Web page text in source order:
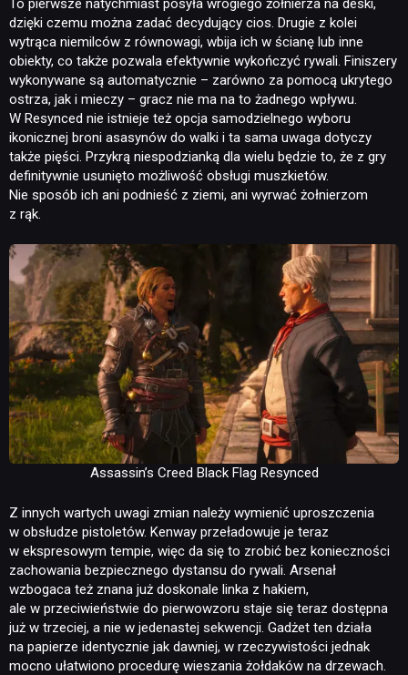
To pierwsze natychmiast posyła wrogiego żołnierza na deski,
dzięki czemu można zadać decydujący cios. Drugie z kolei
wytrąca niemilców z równowagi, wbija ich w ścianę lub inne
obiekty, co także pozwala efektywnie wykończyć rywali. Finiszery
wykonywane są automatycznie – zarówno za pomocą ukrytego
ostrza, jak i mieczy – gracz nie ma na to żadnego wpływu.
W Resynced nie istnieje też opcja samodzielnego wyboru
ikonicznej broni asasynów do walki i ta sama uwaga dotyczy
także pięści. Przykrą niespodzianką dla wielu będzie to, że z gry
definitywnie usunięto możliwość obsługi muszkietów.
Nie sposób ich ani podnieść z ziemi, ani wyrwać żołnierzom
z rąk.
Assassin’s Creed Black Flag Resynced
Z innych wartych uwagi zmian należy wymienić uproszczenia
w obsłudze pistoletów. Kenway przeładowuje je teraz
w ekspresowym tempie, więc da się to zrobić bez konieczności
zachowania bezpiecznego dystansu do rywali. Arsenał
wzbogaca też znana już doskonale linka z hakiem,
ale w przeciwieństwie do pierwowzoru staje się teraz dostępna
już w trzeciej, a nie w jedenastej sekwencji. Gadżet ten działa
na papierze identycznie jak dawniej, w rzeczywistości jednak
mocno ułatwiono procedurę wieszania żołdaków na drzewach.